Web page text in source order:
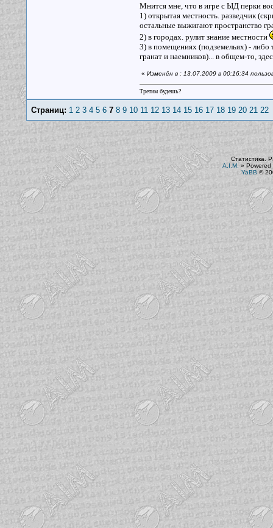
Мнится мне, что в игре с ЫД перки
1) открытая местность. разведчик
остальные выжигают пространство
2) в городах. рулит знание местности
3) в помещениях (подземельях) - либо
гранат и наемников)... в общем-то,
« Изменён в : 13.07.2009 в 00:16:34
Третим будешь?
Страниц: 1 2 3 4 5 6 7 8 9 10 11 12 13 14 15 16 17 18 19 20 21 22
Статистика.
A.I.M.» Powered
YaBB ©